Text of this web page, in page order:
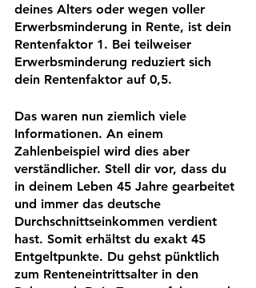
deines Alters oder wegen voller
Erwerbsminderung in Rente, ist dein
Rentenfaktor 1. Bei teilweiser
Erwerbsminderung reduziert sich
dein Rentenfaktor auf 0,5.
Das waren nun ziemlich viele
Informationen. An einem
Zahlenbeispiel wird dies aber
verständlicher. Stell dir vor, dass du
in deinem Leben 45 Jahre gearbeitet
und immer das deutsche
Durchschnittseinkommen verdient
hast. Somit erhältst du exakt 45
Entgeltpunkte. Du gehst pünktlich
zum Renteneintrittsalter in den